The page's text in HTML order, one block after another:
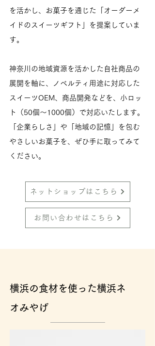
を活かし、お菓子を通じた「オーダーメ
イドのスイーツギフト」を提案していま
す。
神奈川の地域資源を活かした自社商品の
展開を軸に、ノベルティ用途に対応した
スイーツOEM、商品開発などを、小ロッ
ト（50個〜1000個）で対応いたします。
「企業らしさ」や「地域の記憶」を包む
やさしいお菓子を、ぜひ手に取ってみて
ください。
ネットショップはこちら
お問い合わせはこちら
横浜の食材を使った横浜ネ
オみやげ